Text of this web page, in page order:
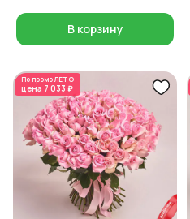
В корзину
По промоЛЕТО
цена 7 033 ₽